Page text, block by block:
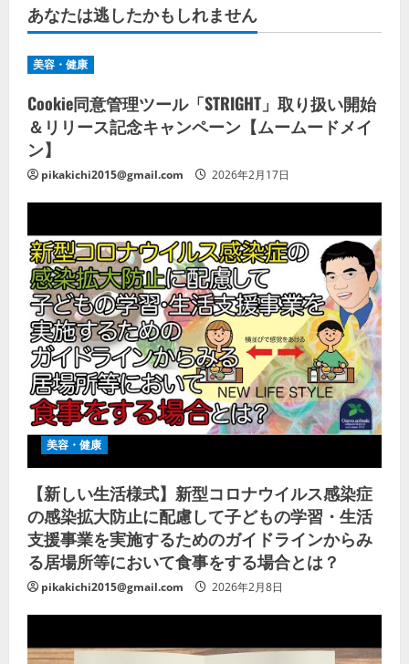
あなたは逃したかもしれません
美容・健康
Cookie同意管理ツール「STRIGHT」取り扱い開始
＆リリース記念キャンペーン【ムームードメイ
ン】
pikakichi2015@gmail.com 2026年2月17日
美容・健康
【新しい生活様式】新型コロナウイルス感染症
の感染拡大防止に配慮して子どもの学習・生活
支援事業を実施するためのガイドラインからみ
る居場所等において食事をする場合とは？
pikakichi2015@gmail.com 2026年2月8日